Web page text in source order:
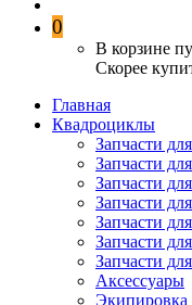
0
В корзине
Скорее
Главная
Квадроциклы
Запчасти
Запчасти
Запчасти
Запчасти
Запчасти
Запчасти
Запчасти
Аксессуары
Экипировка